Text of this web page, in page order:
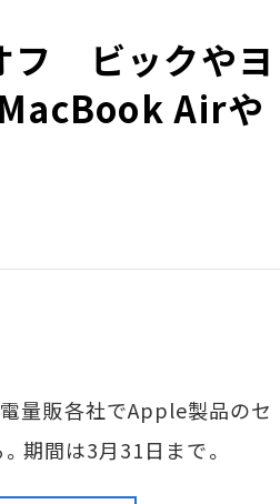
フ ビックやヨ
Airや
量販各社でApple製品のセ
期間は3月31日まで。